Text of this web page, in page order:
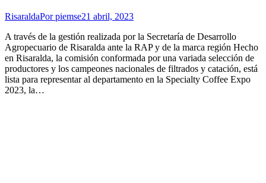
RisaraldaPorpiemse21 abril, 2023
A través de la gestión realizada por la Secretaría de Desarrollo
Agropecuario de Risaralda ante la RAP y de la marca región Hecho
en Risaralda, la comisión conformada por una variada selección de
productores y los campeones nacionales de filtrados y catación, está
lista para representar al departamento en la Specialty Coffee Expo
2023, la…